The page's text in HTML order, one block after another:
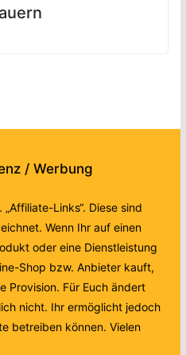
/ Werbung
Links“. Diese sind
Wenn Ihr auf einen
oder eine Dienstleistung
Shop bzw. Anbieter kauft,
Provision. Für Euch ändert
nicht. Ihr ermöglicht jedoch
betreiben können. Vielen